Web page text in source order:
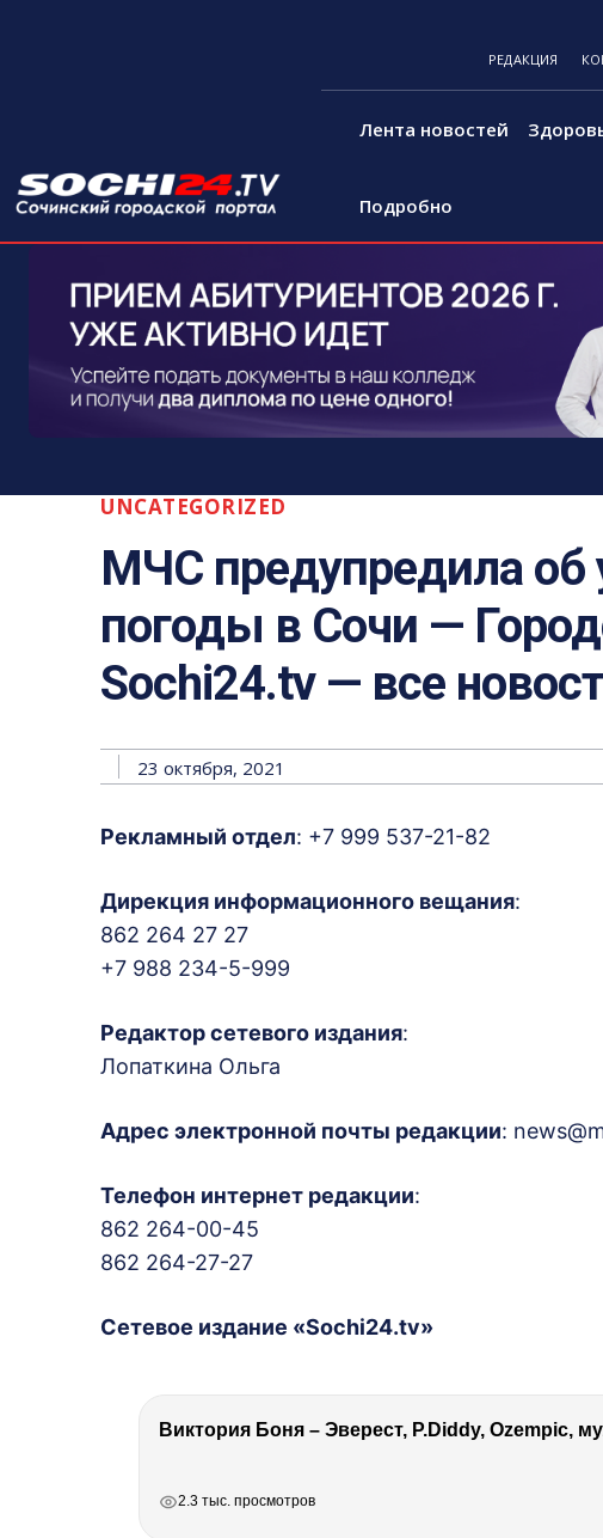
РЕДАКЦИЯ
Лента новостей
Подробно
UNCATEGORIZED
МЧС предупредила об
погоды в Сочи —
Sochi24.tv — все
23 октября, 2021
Рекламный отдел: +7 999 537-21-82
Дирекция информационного вещания:
862 264 27 27
+7 988 234-5-999
Редактор сетевого издания:
Лопаткина Ольга
Адрес электронной почты редакции:
Телефон интернет редакции:
862 264-00-45
862 264-27-27
Сетевое издание «Sochi24.tv»
2.3 тыс. просмотров